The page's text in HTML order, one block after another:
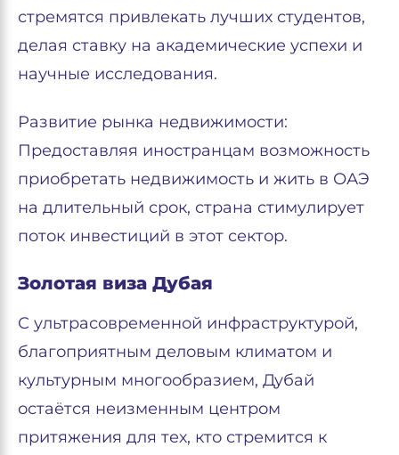
стремятся привлекать лучших студентов,
делая ставку на академические успехи и
научные исследования.
Развитие рынка недвижимости:
Предоставляя иностранцам возможность
приобретать недвижимость и жить в ОАЭ
на длительный срок, страна стимулирует
поток инвестиций в этот сектор.
Золотая виза Дубая
С ультрасовременной инфраструктурой,
благоприятным деловым климатом и
культурным многообразием, Дубай
остаётся неизменным центром
притяжения для тех, кто стремится к